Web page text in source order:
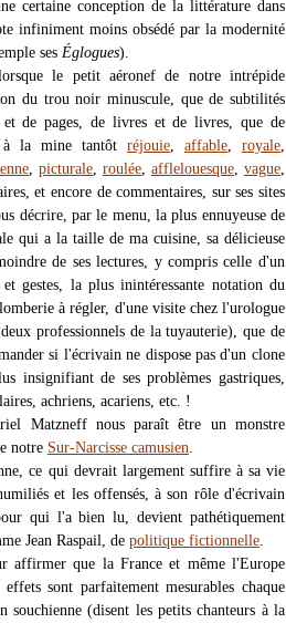
certaine conception de la littérature dans
infiniment moins obsédé par la modernité
ses Églogues).
le petit aéronef de notre intrépide
du trou noir minuscule, que de subtilités
et de pages, de livres et de livres, que de
à la mine tantôtréjouie affable royale,
,picturale ,roulée afflelouesque vague,
et encore de commentaires, sur ses sites
décrire, par le menu, la plus ennuyeuse de
qui a la taille de ma cuisine, sa délicieuse
de ses lectures, y compris celle d'un
gestes, la plus inintéressante notation du
à régler, d'une visite chez l'urologue
professionnels de la tuyauterie), que de
si l'écrivain ne dispose pas d'un clone
insignifiant de ses problèmes gastriques,
achriens, acariens, etc. !
Matzneff nous paraît être un monstre
notre Sur-Narcisse camusien
ce qui devrait largement suffire à sa vie
et les offensés, à son rôle d'écrivain
qui l'a bien lu, devient pathétiquement
Jean Raspail, de politique fictionnelle
affirmer que la France et même l'Europe
sont parfaitement mesurables chaque
souchienne (disent les petits chanteurs à la